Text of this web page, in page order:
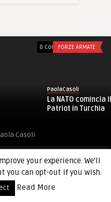
0 CommentsFORZE ARMATE
PaolaCasoli
La NATO
Patriot in Turchia
Casoli
your experience. We'll
you can opt-out if you wish.
Read More